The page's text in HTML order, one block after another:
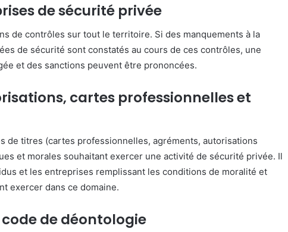
de sécurité privée
de contrôles sur tout le territoire. Si des manquements à la
de sécurité sont constatés au cours de ces contrôles, une
et des sanctions peuvent être prononcées.
cartes professionnelles et
de titres (cartes professionnelles, agréments, autorisations
et morales souhaitant exercer une activité de sécurité privée. Il
et les entreprises remplissant les conditions de moralité et
exercer dans ce domaine.
de déontologie